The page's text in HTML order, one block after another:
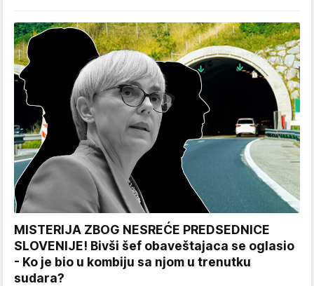
MISTERIJA ZBOG NESREĆE PREDSEDNICE
SLOVENIJE! Bivši šef obaveštajaca se oglasio
- Ko je bio u kombiju sa njom u trenutku
sudara?